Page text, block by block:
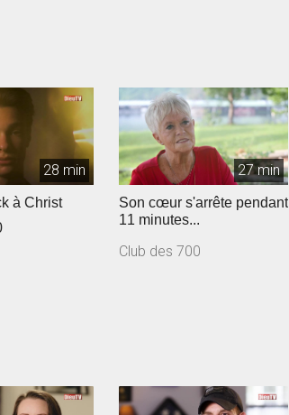
28 min
à Christ
27 min
Son cœur s'arrête pendant
11 minutes...
Club des 700